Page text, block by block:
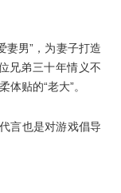
男”，为妻子打造
兄弟三十年情义不
贴的“老大”。
言也是对游戏倡导